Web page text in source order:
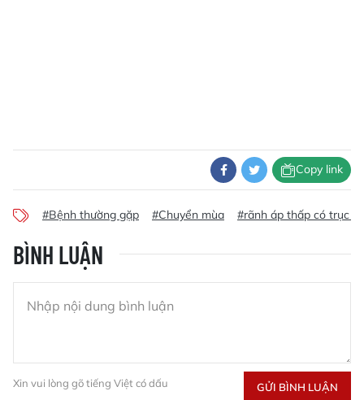
Copy link
#Bệnh thường gặp #Chuyển mùa #rãnh áp thấp có trục
BÌNH LUẬN
Xin vui lòng gõ tiếng Việt có dấu GỬI BÌNH LUẬN